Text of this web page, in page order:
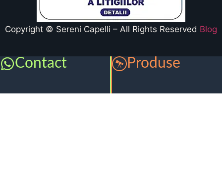
Copyright © Sereni Capelli – All Rights Reserved Blog
Contact Produse